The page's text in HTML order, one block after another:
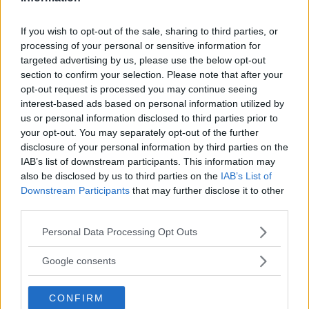
If you wish to opt-out of the sale, sharing to third parties, or
processing of your personal or sensitive information for
targeted advertising by us, please use the below opt-out
section to confirm your selection. Please note that after your
opt-out request is processed you may continue seeing
interest-based ads based on personal information utilized by
us or personal information disclosed to third parties prior to
your opt-out. You may separately opt-out of the further
disclosure of your personal information by third parties on the
IAB’s list of downstream participants. This information may
also be disclosed by us to third parties on the IAB’s List of
Downstream Participants that may further disclose it to other
Please note that this website/app uses one or more Google
not limited to your visit or usage behaviour. You may click to
use your data for below specified purposes in below Google
consent section.
Personal Data Processing Opt Outs
Google consents
CONFIRM
Tailleur cerimonia 2025